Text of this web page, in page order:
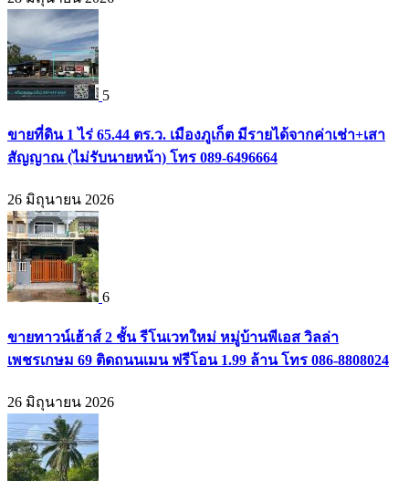
5
ขายที่ดิน 1 ไร่ 65.44 ตร.ว. เมืองภูเก็ต มีรายได้จากค่าเช่า+เสา
สัญญาณ (ไม่รับนายหน้า) โทร 089-6496664
26 มิถุนายน 2026
6
ขายทาวน์เฮ้าส์ 2 ชั้น รีโนเวทใหม่ หมู่บ้านพีเอส วิลล่า
เพชรเกษม 69 ติดถนนเมน ฟรีโอน 1.99 ล้าน โทร 086-8808024
26 มิถุนายน 2026